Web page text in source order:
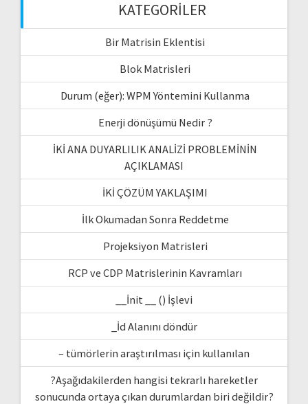
KATEGORILER
Bir Matrisin Eklentisi
Blok Matrisleri
Durum (eğer): WPM Yöntemini Kullanma
Enerji dönüşümü Nedir ?
İKİ ANA DUYARLILIK ANALİZİ PROBLEMİNİN
AÇIKLAMASI
İKİ ÇÖZÜM YAKLAŞIMI
İlk Okumadan Sonra Reddetme
Projeksiyon Matrisleri
RCP ve CDP Matrislerinin Kavramları
__İnit __ () İşlevi
_İd Alanını döndür
– tümörlerin araştırılması için kullanılan
?Aşağıdakilerden hangisi tekrarlı hareketler
sonucunda ortaya çıkan durumlardan biri değildir?